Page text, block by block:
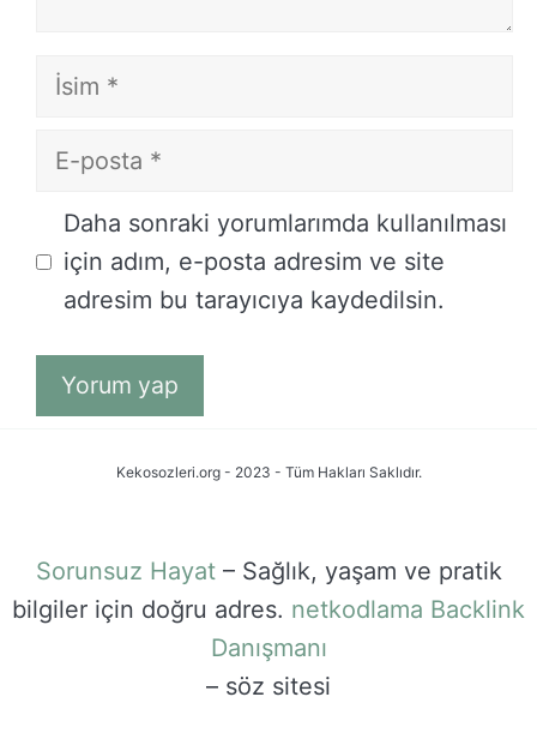
İsim
E-
İnternet
sitesi
Daha sonraki yorumlarımda kullanılması
için adım, e-posta adresim ve site
adresim bu tarayıcıya kaydedilsin.
Kekosozleri.org - 2023 - Tüm Hakları Saklıdır.
Sorunsuz Hayat– Sağlık, yaşam ve pratik
bilgiler için doğru adres. netkodlama Backlink
Danışmanı
– söz sitesi